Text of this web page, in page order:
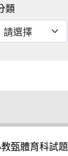
結束
類
甄體育科試題